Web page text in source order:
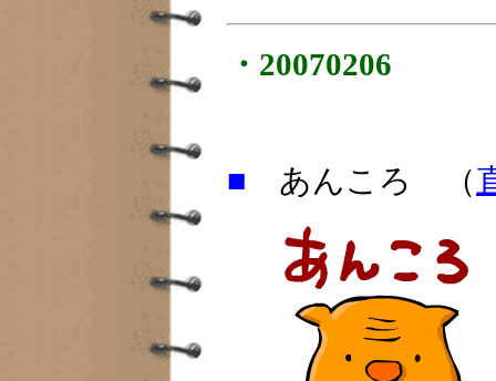
・20070206
■ あんころ （